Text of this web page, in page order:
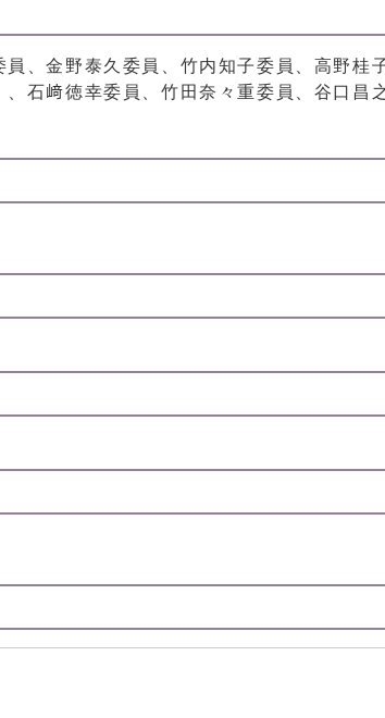
、金野泰久委員、竹内知子委員、高野桂
石﨑徳幸委員、竹田奈々重委員、谷口昌